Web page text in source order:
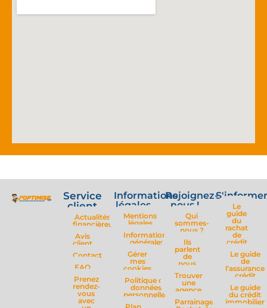
Service
client
Actualités
financières
Avis
client
Contact
FAQ
Prenez
rendez-
vous
avec
Informations
légales
Mentions
légales
Informations
générales
Gérer
mes
cookies
Politique de
données
personnelles
Rejoignez-
nous !
Qui
sommes-
nous ?
Ils
parlent
de
nous
Trouver
une
agence
Parrainage
Le
guide
du
rachat
de
crédit
Le guide
de
l'assurance
crédit
Le guide
du crédit
immobilier